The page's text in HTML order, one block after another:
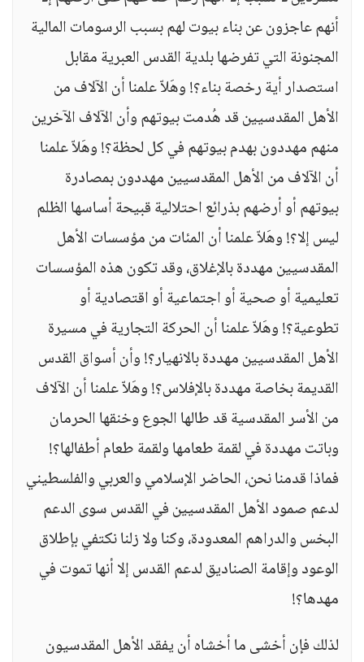
أنهم عاجزون عن بناء بيوت لهم بسبب الرسومات المالية
المجنونة التي تفرضها بلدية القدس العبرية مقابل
استصدار أية رخصة بناء؟! وهَلاّ علمنا أن الآلاف من
الأهل المقدسيين قد هُدمت بيوتهم وأن الآلاف الآخرين
منهم مهددون بهدم بيوتهم في كل لحظة؟! وهَلاّ علمنا
أن الآلاف من الأهل المقدسيين مهددون بمصادرة
بيوتهم أو أرضهم بذرائع احتلالية قبيحة أساسها الظلم
ليس إلا؟! وهَلاّ علمنا أن المئات من مؤسسات الأهل
المقدسيين مهددة بالإغلاق، وقد تكون هذه المؤسسات
تعليمية أو صحية أو اجتماعية أو اقتصادية أو
تطوعية؟! وهَلاّ علمنا أن الحركة التجارية في مسيرة
الأهل المقدسيين مهددة بالانهيار؟! وأن أسواق القدس
القديمة بخاصة مهددة بالإفلاس؟! وهَلاّ علمنا أن الآلاف
من الأسر المقدسية قد طالها الجوع وخنقها الحرمان
وباتت مهددة في لقمة طعامها ولقمة طعام أطفالها؟!
فماذا قدمنا نحن، الحاضر الإسلامي والعربي والفلسطيني
لدعم صمود الأهل المقدسيين في القدس سوى الدعم
البخس والدراهم المعدودة، وكنا ولا زلنا نكتفي بإطلاق
الوعود وإقامة الصناديق لدعم القدس إلا أنها تموت في
مهدها؟!
لذلك فإن أخشى ما أخشاه أن يفقد الأهل المقدسيون